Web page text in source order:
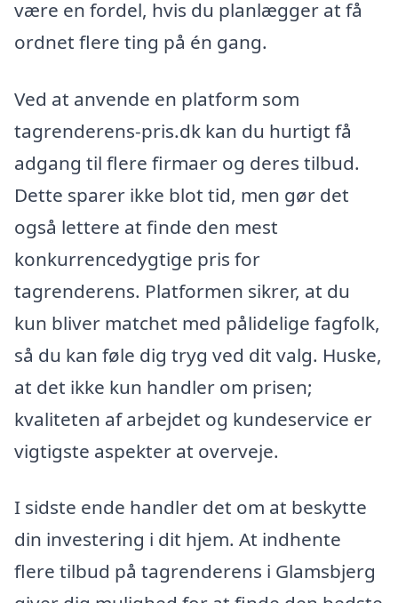
være en fordel, hvis du planlægger at få
ordnet flere ting på én gang.
Ved at anvende en platform som
tagrenderens-pris.dk kan du hurtigt få
adgang til flere firmaer og deres tilbud.
Dette sparer ikke blot tid, men gør det
også lettere at finde den mest
konkurrencedygtige pris for
tagrenderens. Platformen sikrer, at du
kun bliver matchet med pålidelige fagfolk,
så du kan føle dig tryg ved dit valg. Huske,
at det ikke kun handler om prisen;
kvaliteten af arbejdet og kundeservice er
vigtigste aspekter at overveje.
I sidste ende handler det om at beskytte
din investering i dit hjem. At indhente
flere tilbud på tagrenderens i Glamsbjerg